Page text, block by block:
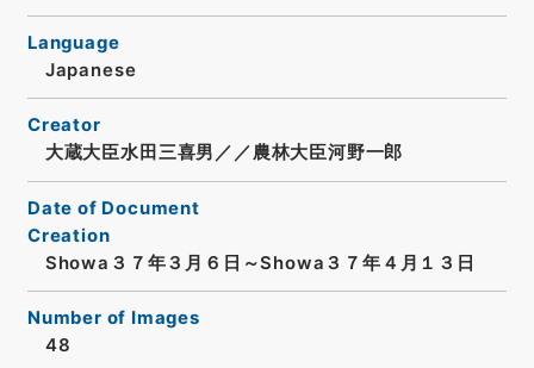
Language
Japanese
Creator
大蔵大臣水田三喜男／／農林大臣河野一郎
Date of Document
Creation
Showa３７年３月６日～Showa３７年４月１３日
Number of Images
48